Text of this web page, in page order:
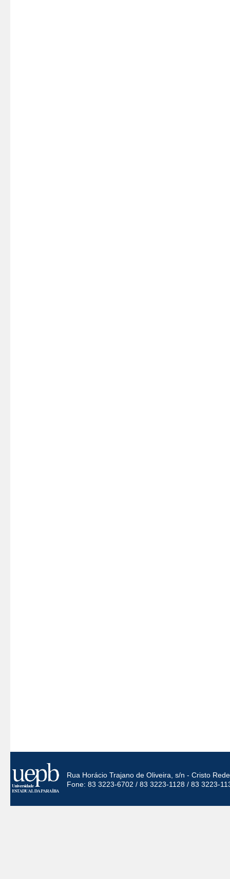
Rua Horácio Trajano de Oliveira, s/n - Cristo
Fone: 83 3223-6702 / 83 3223-1128 / 83 3223-